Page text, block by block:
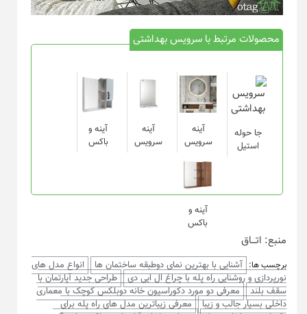
محصولات مرتبط با سرویس بهداشتی
جا حوله
استیل
آینه
سرویس
آینه
سرویس
آینه و
باکس
آینه و
باکس
منبع: اتـــاق
برچسب ها: آشنایی با بهترین نمای دوطبقه ساختمان ها
انواع مدل های
نورپردازی و روشنایی راه پله با چراغ ال ایی دی
طراحی جدید آپارتمان با
سقف بلند
معرفی دو مورد دکوراسیون خانه دوبلکس کوچک با معماری
داخلی بسیار جالب و زیبا
معرفی زیباترین مدل های راه پله برای